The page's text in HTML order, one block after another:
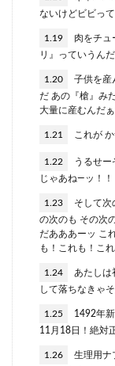
ないけどビビって
1.19
肉をチュ
リ』っていうん
1.20
子供を産
だ あの『槍』み
大量に産むんだ
1.21 これが
1.22
うるせ
じゃあね―ッ！！
1.23
そして次
の次のも その次
だあああーッ こ
も！これも！こ
1.24
あたし
して落ちなきゃ
1.25
1492年
11月18日！絶対
1.26
生理用ナ